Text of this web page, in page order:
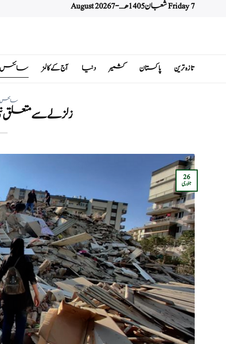
Friday 7 شعبان 1405 هـ - 7 August 2026
تازہ ترین پاکستان کشمیر دنیا آج کے کالمز سائنس
سائنس
زلزلے سے متعلق
26
جنوری